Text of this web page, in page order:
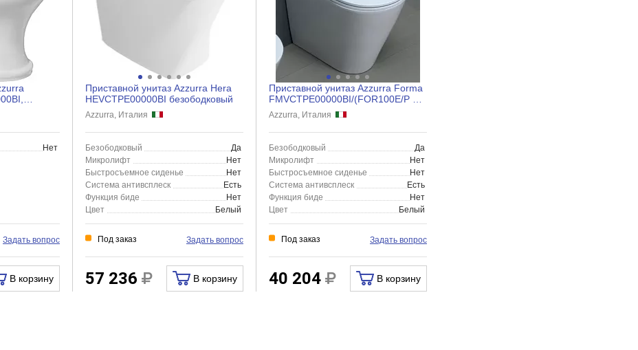
Нет
Задать вопрос
В корзину
Приставной унитаз Azzurra Hera
HEVCTPE00000BI безободковый
Azzurra, Италия
Безободковый
Да
Микролифт
Нет
Быстросъемное сиденье
Нет
Система антивсплеск
Есть
Функция биде
Нет
Цвет
Белый
Под заказ Задать вопрос
57 236 В корзину
Приставной унитаз Azzurra Forma
FMVCTPE00000BI/(FOR100E/P bi)
безободковый с кре...
Azzurra, Италия
Безободковый
Да
Микролифт
Нет
Быстросъемное сиденье
Нет
Система антивсплеск
Есть
Функция биде
Нет
Цвет
Белый
Под заказ Задать вопрос
40 204 В корзину